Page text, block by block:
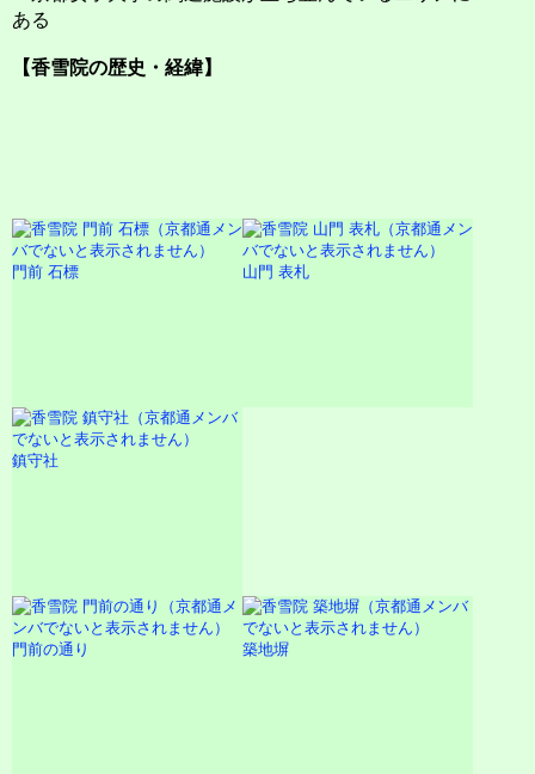
ある
【香雪院の歴史・経緯】
門前 石標 山門 表札
鎮守社
門前の通り 築地塀